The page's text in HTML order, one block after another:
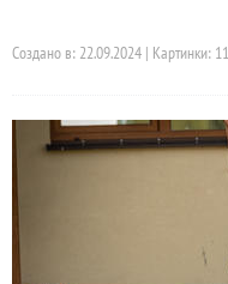
Создано в: 22.09.2024 | Картинки: 11